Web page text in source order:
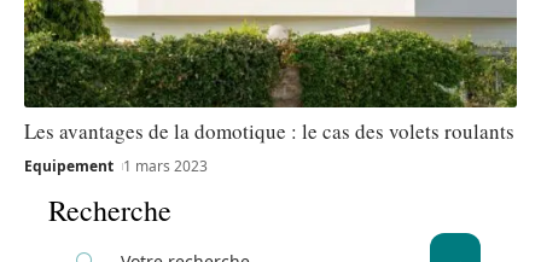
Les avantages de la domotique : le cas des volets roulants
Equipement 1 mars 2023
Recherche